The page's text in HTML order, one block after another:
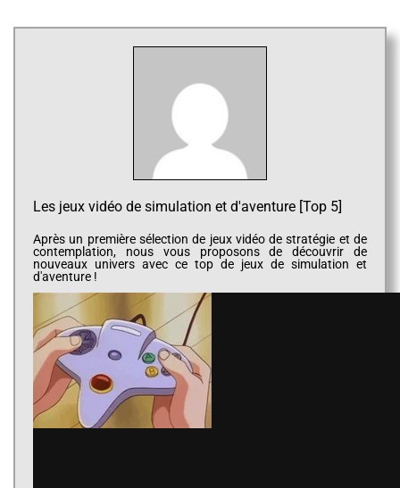
Les jeux vidéo de simulation et d'aventure [Top 5]
Après un première sélection de jeux vidéo de stratégie et de
contemplation, nous vous proposons de découvrir de
nouveaux univers avec ce top de jeux de simulation et
d'aventure !
Douceur de vivre : Simulation/gestion de vie
A vous la vie bucolique et aussi l’établissement d’une routine
de jeu. Car ces titres là réclament une certaine abnégation.
Mais la récompense n’en ait que plus réjouissante.